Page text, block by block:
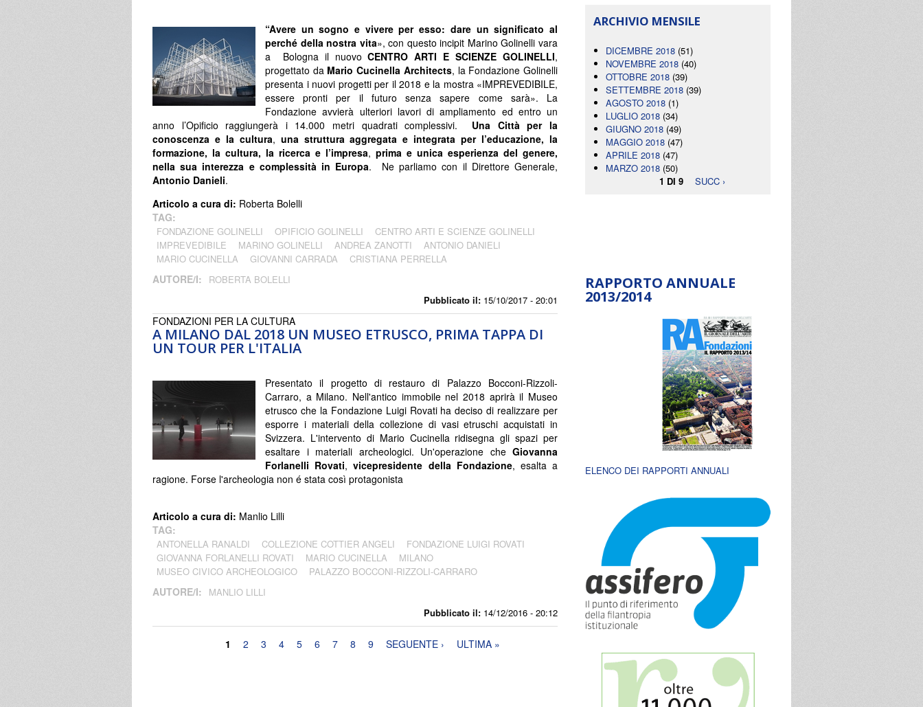
Pubblicato il: 15/10/2017 - 20:01
“Avere un sogno e vivere per esso: dare un significato al
perché della nostra vita», con questo incipit Marino Golinelli vara
a Bologna il nuovoCENTRO ARTI E SCIENZE GOLINELLI,
progettato da Mario Cucinella Architects, la Fondazione Golinelli
presenta i nuovi progetti per il 2018 e la mostra «IMPREVEDIBILE,
essere pronti per il futuro senza sapere come sarà». La
Fondazione avvierà ulteriori lavori di ampliamento ed entro un
anno l’Opificio raggiungerà i 14.000 metri quadrati complessivi. Una Città per la
conoscenza e la cultura, una struttura aggregata e integrata per l’educazione, la
formazione, la cultura, la ricerca e l’impresa, prima e unica esperienza del genere,
nella sua interezza e complessità in Europa. Ne parliamo con il Direttore Generale,
Antonio Danieli.
Articolo a cura di: Roberta Bolelli
TAG:
FONDAZIONE GOLINELLI OPIFICIO GOLINELLI
CENTRO ARTI E SCIENZE GOLINELLI
IMPREVEDIBILE
MARINO GOLINELLI ANDREA ZANOTTI
ANTONIO DANIELI
MARIO CUCINELLA
GIOVANNI CARRADA CRISTIANA PERRELLA
AUTORE/I: ROBERTA BOLELLI
A MILANO DAL 2018 UN MUSEO ETRUSCO, PRIMA TAPPA DI
UN TOUR PER L'ITALIA
Pubblicato il: 14/12/2016 - 20:12
FONDAZIONI PER LA CULTURA
Presentato il progetto di restauro di Palazzo Bocconi-Rizzoli-
Carraro, a Milano. Nell'antico immobile nel 2018 aprirà il Museo
etrusco che la Fondazione Luigi Rovati ha deciso di realizzare per
esporre i materiali della collezione di vasi etruschi acquistati in
Svizzera. L'intervento di Mario Cucinella ridisegna gli spazi per
esaltare i materiali archeologici. Un'operazione che Giovanna
Forlanelli Rovati,vicepresidente della Fondazione, esalta a
ragione. Forse l'archeologia non é stata così protagonista
Articolo a cura di: Manlio Lilli
TAG:
ANTONELLA RANALDI COLLEZIONE COTTIER ANGELI
FONDAZIONE LUIGI ROVATI
GIOVANNA FORLANELLI ROVATI
MARIO CUCINELLA
MILANO
MUSEO CIVICO ARCHEOLOGICO
PALAZZO BOCCONI-RIZZOLI-CARRARO
AUTORE/I: MANLIO LILLI
1 2 3 4 5 6 7 8 9 SEGUENTE › ULTIMA »
ARCHIVIO MENSILE
DICEMBRE 2018 (51)
NOVEMBRE 2018 (40)
OTTOBRE 2018 (39)
SETTEMBRE 2018 (39)
AGOSTO 2018 (1)
LUGLIO 2018 (34)
GIUGNO 2018 (49)
MAGGIO 2018 (47)
APRILE 2018 (47)
MARZO 2018 (50)
1 DI 9
SUCC ›
RAPPORTO ANNUALE
2013/2014
ELENCO DEI RAPPORTI ANNUALI